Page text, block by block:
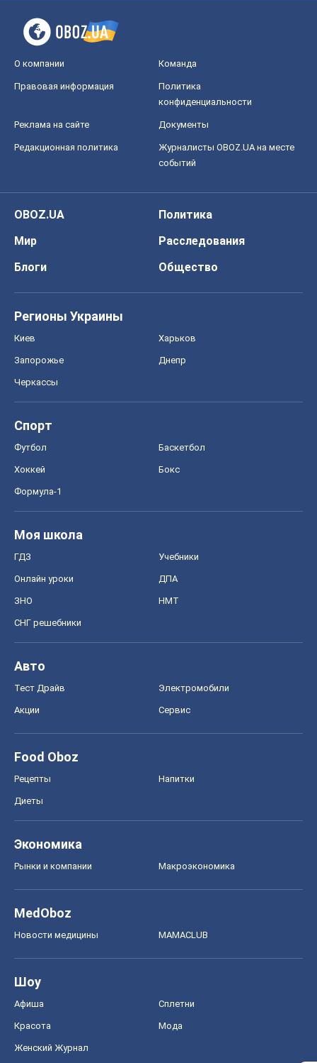
О компании Команда
Правовая информация
Политика
конфиденциальности
Реклама на сайте Документы
Редакционная политика
Журналисты OBOZ.UA на месте
событий
OBOZ.UA
Политика
Мир
Расследования
Блоги
Общество
Регионы Украины
Киев Харьков
Запорожье Днепр
Черкассы
Спорт
Футбол Баскетбол
Хоккей Бокс
Формула-1
Моя школа
ГДЗ Учебники
Онлайн уроки ДПА
ЗНО НМТ
СНГ решебники
Авто
Тест Драйв Электромобили
Акции Сервис
Food Oboz
Рецепты Напитки
Диеты
Экономика
Рынки и компании Mакроэкономика
MedOboz
Новости медицины MAMACLUB
Шоу
Афиша Сплетни
Красота Мода
Женский Журнал